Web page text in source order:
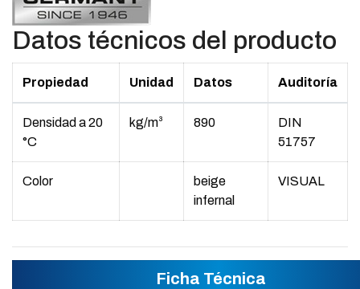
Datos técnicos del producto
Propiedad Unidad Datos Auditoría
Densidad a 20
°C
kg/m³ 890
DIN
51757
Color
beige
infernal
VISUAL
Ficha Técnica